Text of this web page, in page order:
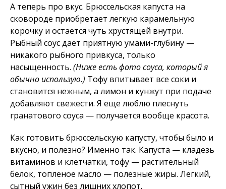
А теперь про вкус. Брюссельская капуста на
сковороде приобретает легкую карамельную
корочку и остается чуть хрустящей внутри.
Рыбный соус дает приятную умами-глубину —
никакого рыбного привкуса, только
насыщенность. (Ниже есть фото соуса, который я
обычно использую.) Тофу впитывает все соки и
становится нежным, а лимон и кунжут при подаче
добавляют свежести. Я еще люблю плеснуть
гранатового соуса — получается вообще красота.
Как готовить брюссельскую капусту, чтобы было и
вкусно, и полезно? Именно так. Капуста — кладезь
витаминов и клетчатки, тофу — растительный
белок, топленое масло — полезные жиры. Легкий,
сытный ужин без лишних хлопот.